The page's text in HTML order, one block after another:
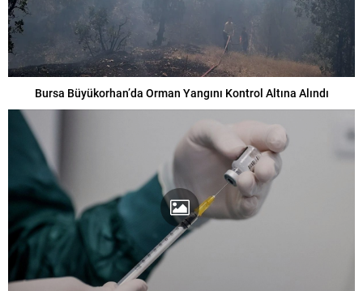
Bursa Büyükorhan’da Orman Yangını Kontrol Altına Alındı